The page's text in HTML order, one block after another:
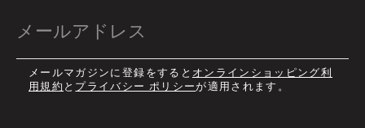
メールマガジンに登録をすると オンラインショッピング利
用規約 と プライバシー ポリシーが適用されます。